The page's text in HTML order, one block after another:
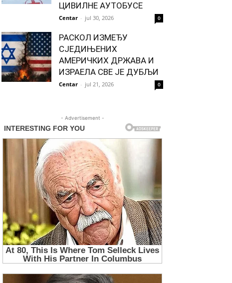
ЦИВИЛНЕ АУТОБУСЕ
Centar - jul 30, 2026 0
РАСКОЛ ИЗМЕЂУ
СЈЕДИЊЕНИХ
АМЕРИЧКИХ ДРЖАВА И
ИЗРАЕЛА СВЕ ЈЕ ДУБЉИ
Centar - jul 21, 2026 0
- Advertisement -